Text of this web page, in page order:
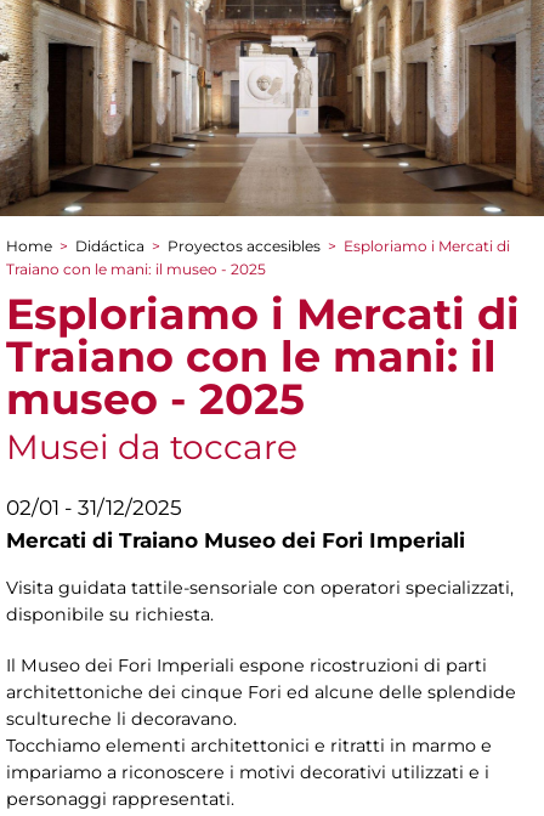
You are here
Home > Didáctica > Proyectos accesibles > Esploriamo i Mercati di
Traiano con le mani: il museo - 2025
Esploriamo i Mercati di
Traiano con le mani: il
museo - 2025
Musei da toccare
02/01 - 31/12/2025
Mercati di Traiano Museo dei Fori Imperiali
Visita guidata tattile-sensoriale con operatori specializzati,
disponibile su richiesta.
Il Museo dei Fori Imperiali espone ricostruzioni di parti
architettoniche dei cinque Fori ed alcune delle splendide
scultureche li decoravano.
Tocchiamo elementi architettonici e ritratti in marmo e
impariamo a riconoscere i motivi decorativi utilizzati e i
personaggi rappresentati.